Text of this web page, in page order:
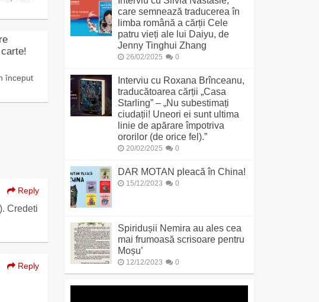
început
Reply
Credeti
Reply
care semnează traducerea în
limba română a cărții Cele
patru vieți ale lui Daiyu, de
Jenny Tinghui Zhang
26/02/2025 0
Interviu cu Roxana Brînceanu,
traducătoarea cărții „Casa
Starling” – „Nu subestimați
ciudații! Uneori ei sunt ultima
linie de apărare împotriva
ororilor (de orice fel).”
20/02/2025 0
DAR MOTAN pleacă în China!
15/12/2023 0
Spiridușii Nemira au ales cea
mai frumoasă scrisoare pentru
Moșu’
12/12/2023 0